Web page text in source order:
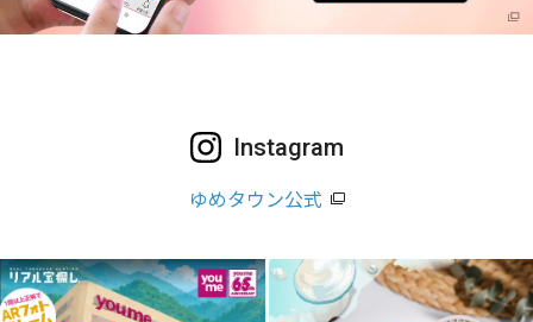
Instagram
ゆめタウン公式